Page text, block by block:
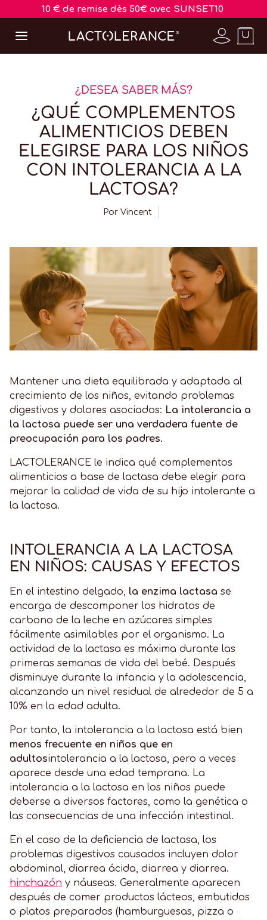
10 € de remise dès 50€ avec SUNSET10
¿DESEA SABER MÁS?
¿QUÉ COMPLEMENTOS
ALIMENTICIOS DEBEN
ELEGIRSE PARA LOS NIÑOS
CON INTOLERANCIA A LA
LACTOSA?
Por Vincent
Mantener una dieta equilibrada y adaptada al
crecimiento de los niños, evitando problemas
digestivos y dolores asociados: La intolerancia a
la lactosa puede ser una verdadera fuente de
preocupación para los padres.
LACTOLERANCE le indica qué complementos
alimenticios a base de lactasa debe elegir para
mejorar la calidad de vida de su hijo intolerante a
la lactosa.
INTOLERANCIA A LA LACTOSA
EN NIÑOS: CAUSAS Y EFECTOS
En el intestino delgado, la enzima lactasa se
encarga de descomponer los hidratos de
carbono de la leche en azúcares simples
fácilmente asimilables por el organismo. La
actividad de la lactasa es máxima durante las
primeras semanas de vida del bebé. Después
disminuye durante la infancia y la adolescencia,
alcanzando un nivel residual de alrededor de 5 a
10% en la edad adulta.
Por tanto, la intolerancia a la lactosa está bien
menos frecuente en niños que en
adultosintolerancia a la lactosa, pero a veces
aparece desde una edad temprana. La
intolerancia a la lactosa en los niños puede
deberse a diversos factores, como la genética o
las consecuencias de una infección intestinal.
En el caso de la deficiencia de lactasa, los
problemas digestivos causados incluyen dolor
abdominal, diarrea ácida, diarrea y diarrea.
hinchazón y náuseas. Generalmente aparecen
después de comer productos lácteos, embutidos
o platos preparados (hamburguesas, pizza o